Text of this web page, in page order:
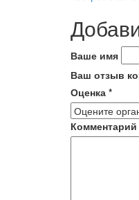
Ваше имя
Ваш отзыв
Оценка *
Комментарий